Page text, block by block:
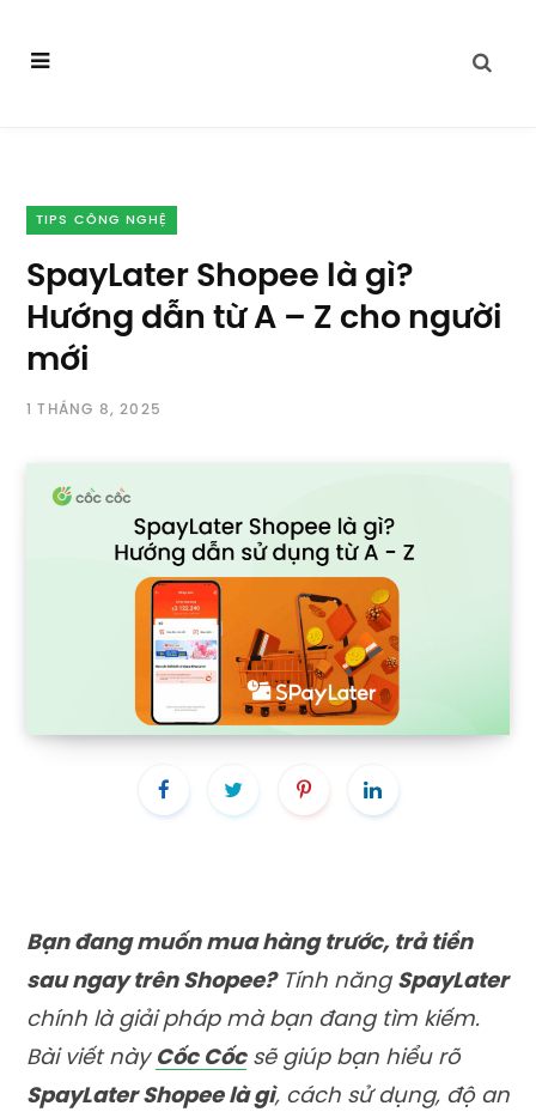
TIPS CÔNG NGHỆ
SpayLater Shopee là gì?
Hướng dẫn từ A – Z cho người
mới
1 THÁNG 8, 2025
Bạn đang muốn mua hàng trước, trả tiền
sau ngay trên Shopee?Tính năng SpayLater
chính là giải pháp mà bạn đang tìm kiếm.
Bài viết này Cốc Cốcsẽ giúp bạn hiểu rõ
SpayLater Shopee là gì, cách sử dụng, độ an